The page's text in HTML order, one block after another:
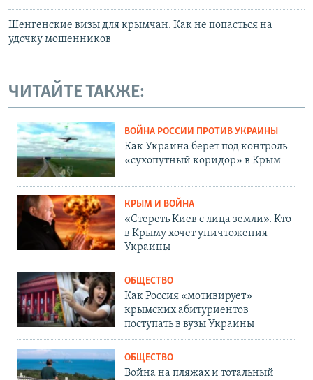
Шенгенские визы для крымчан. Как не попасться на
удочку мошенников
ЧИТАЙТЕ ТАКЖЕ:
ВОЙНА РОССИИ ПРОТИВ УКРАИНЫ
Как Украина берет под контроль
«сухопутный коридор» в Крым
КРЫМ И ВОЙНА
«Стереть Киев с лица земли». Кто
в Крыму хочет уничтожения
Украины
ОБЩЕСТВО
Как Россия «мотивирует»
крымских абитуриентов
поступать в вузы Украины
ОБЩЕСТВО
Война на пляжах и тотальный